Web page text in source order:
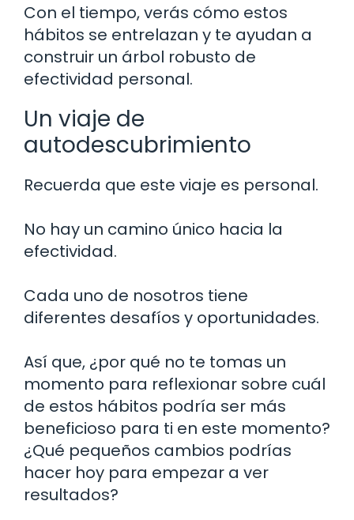
Con el tiempo, verás cómo estos
hábitos se entrelazan y te ayudan a
construir un árbol robusto de
efectividad personal.
Un viaje de
autodescubrimiento
Recuerda que este viaje es personal.
No hay un camino único hacia la
efectividad.
Cada uno de nosotros tiene
diferentes desafíos y oportunidades.
Así que, ¿por qué no te tomas un
momento para reflexionar sobre cuál
de estos hábitos podría ser más
beneficioso para ti en este momento?
¿Qué pequeños cambios podrías
hacer hoy para empezar a ver
resultados?